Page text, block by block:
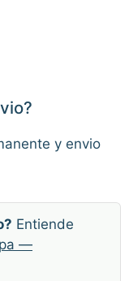
y envio
Entiende
—